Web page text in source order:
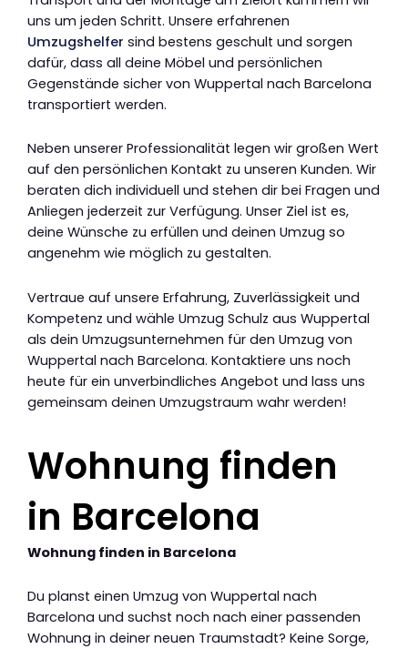
uns um jeden Schritt. Unsere erfahrenen
Umzugshelfer sind bestens geschult und sorgen
dafür, dass all deine Möbel und persönlichen
Gegenstände sicher von Wuppertal nach Barcelona
transportiert werden.
Neben unserer Professionalität legen wir großen Wert
auf den persönlichen Kontakt zu unseren Kunden. Wir
beraten dich individuell und stehen dir bei Fragen und
Anliegen jederzeit zur Verfügung. Unser Ziel ist es,
deine Wünsche zu erfüllen und deinen Umzug so
angenehm wie möglich zu gestalten.
Vertraue auf unsere Erfahrung, Zuverlässigkeit und
Kompetenz und wähle Umzug Schulz aus Wuppertal
als dein Umzugsunternehmen für den Umzug von
Wuppertal nach Barcelona. Kontaktiere uns noch
heute für ein unverbindliches Angebot und lass uns
gemeinsam deinen Umzugstraum wahr werden!
Wohnung finden
in Barcelona
Wohnung finden in Barcelona
Du planst einen Umzug von Wuppertal nach
Barcelona und suchst noch nach einer passenden
Wohnung in deiner neuen Traumstadt? Keine Sorge,